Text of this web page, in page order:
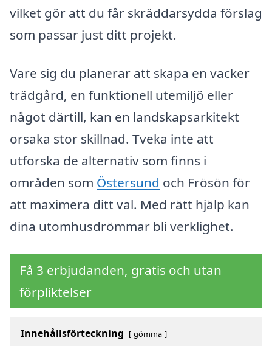
vilket gör att du får skräddarsydda förslag
som passar just ditt projekt.
Vare sig du planerar att skapa en vacker
trädgård, en funktionell utemiljö eller
något därtill, kan en landskapsarkitekt
orsaka stor skillnad. Tveka inte att
utforska de alternativ som finns i
områden som Östersund och Frösön för
att maximera ditt val. Med rätt hjälp kan
dina utomhusdrömmar bli verklighet.
Få 3 erbjudanden, gratis och utan
förpliktelser
Innehållsförteckning gömma